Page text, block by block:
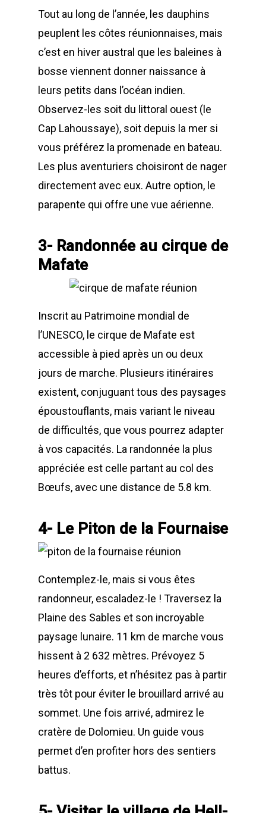
Tout au long de l’année, les dauphins
peuplent les côtes réunionnaises, mais
c’est en hiver austral que les baleines à
bosse viennent donner naissance à
leurs petits dans l’océan indien.
Observez-les soit du littoral ouest (le
Cap Lahoussaye), soit depuis la mer si
vous préférez la promenade en bateau.
Les plus aventuriers choisiront de nager
directement avec eux. Autre option, le
parapente qui offre une vue aérienne.
3- Randonnée au cirque de
Mafate
Inscrit au Patrimoine mondial de
l’UNESCO, le cirque de Mafate est
accessible à pied après un ou deux
jours de marche. Plusieurs itinéraires
existent, conjuguant tous des paysages
époustouflants, mais variant le niveau
de difficultés, que vous pourrez adapter
à vos capacités. La randonnée la plus
appréciée est celle partant au col des
Bœufs, avec une distance de 5.8 km.
4- Le Piton de la Fournaise
Contemplez-le, mais si vous êtes
randonneur, escaladez-le ! Traversez la
Plaine des Sables et son incroyable
paysage lunaire. 11 km de marche vous
hissent à 2 632 mètres. Prévoyez 5
heures d’efforts, et n’hésitez pas à partir
très tôt pour éviter le brouillard arrivé au
sommet. Une fois arrivé, admirez le
cratère de Dolomieu. Un guide vous
permet d’en profiter hors des sentiers
battus.